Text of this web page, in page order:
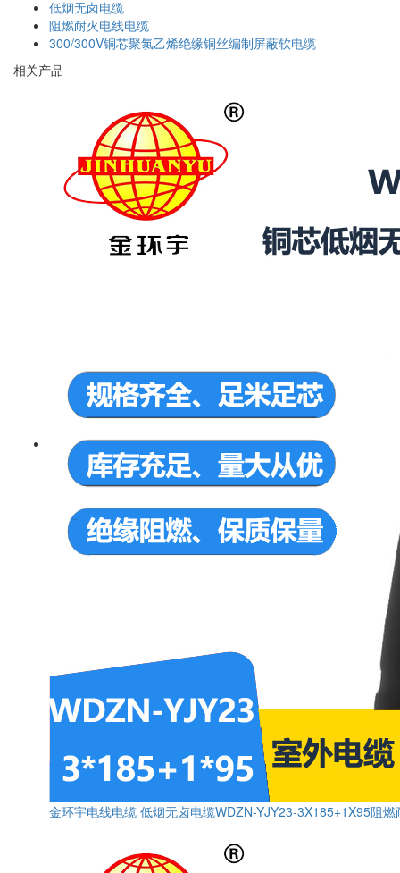
低烟无卤电缆
阻燃耐火电线电缆
300/300V铜芯聚氯乙烯绝缘铜丝编制屏蔽软电缆
相关产品
金环宇电线电缆 低烟无卤电缆WDZN-YJY23-3X185+1X95阻